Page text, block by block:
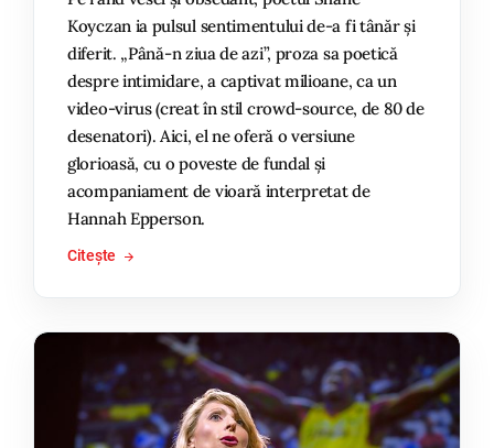
Koyczan ia pulsul sentimentului de-a fi tânăr și
diferit. „Până-n ziua de azi”, proza sa poetică
despre intimidare, a captivat milioane, ca un
video-virus (creat în stil crowd-source, de 80 de
desenatori). Aici, el ne oferă o versiune
glorioasă, cu o poveste de fundal și
acompaniament de vioară interpretat de
Hannah Epperson.
Citește